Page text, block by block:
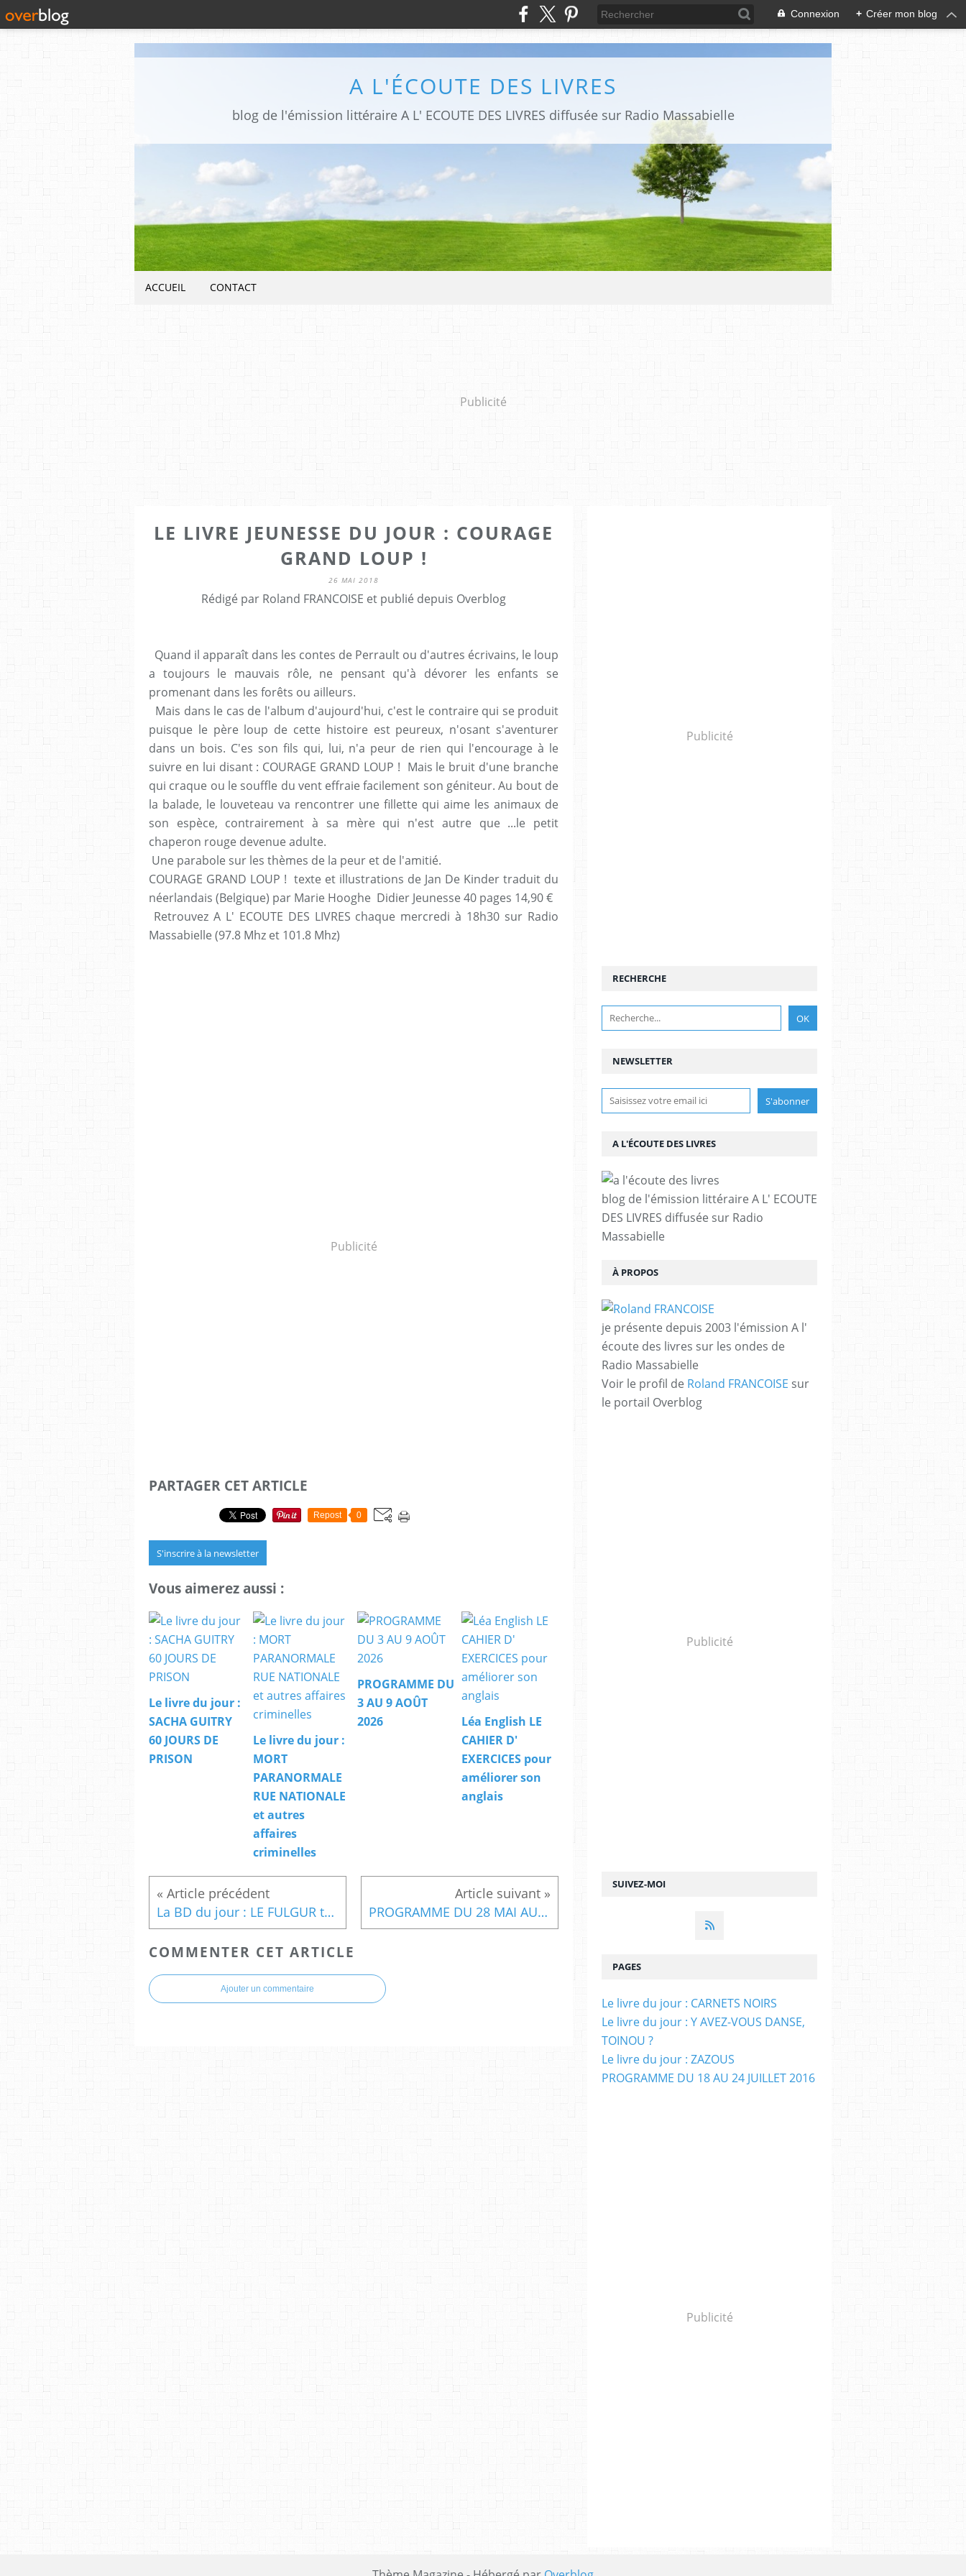
Connexion + Créer mon blog
A L'ÉCOUTE DES LIVRES
blog de l'émission littéraire A L' ECOUTE DES LIVRES diffusée sur Radio Massabielle
ACCUEIL CONTACT
Publicité
LE LIVRE JEUNESSE DU JOUR : COURAGE
GRAND LOUP !
26 MAI 2018
Rédigé par Roland FRANCOISE et publié depuis Overblog
Quand il apparaît dans les contes de Perrault ou d'autres écrivains, le loup
a toujours le mauvais rôle, ne pensant qu'à dévorer les enfants se
promenant dans les forêts ou ailleurs.
Mais dans le cas de l'album d'aujourd'hui, c'est le contraire qui se produit
puisque le père loup de cette histoire est peureux, n'osant s'aventurer
dans un bois. C'es son fils qui, lui, n'a peur de rien qui l'encourage à le
suivre en lui disant : COURAGE GRAND LOUP ! Mais le bruit d'une branche
qui craque ou le souffle du vent effraie facilement son géniteur. Au bout de
la balade, le louveteau va rencontrer une fillette qui aime les animaux de
son espèce, contrairement à sa mère qui n'est autre que ...le petit
chaperon rouge devenue adulte.
Une parabole sur les thèmes de la peur et de l'amitié.
COURAGE GRAND LOUP ! texte et illustrations de Jan De Kinder traduit du
néerlandais (Belgique) par Marie Hooghe Didier Jeunesse 40 pages 14,90 €
Retrouvez A L' ECOUTE DES LIVRES chaque mercredi à 18h30 sur Radio
Massabielle (97.8 Mhz et 101.8 Mhz)
Publicité
PARTAGER CET ARTICLE
Repost 0
S'inscrire à la newsletter
Vous aimerez aussi :
Le livre du jour :
SACHA GUITRY
60 JOURS DE
PRISON
Le livre du jour :
MORT
PARANORMALE
RUE NATIONALE
et autres
affaires
criminelles
PROGRAMME DU
3 AU 9 AOÛT
2026
Léa English LE
CAHIER D'
EXERCICES pour
améliorer son
anglais
La BD du jour : LE FULGUR tome 3 Les Terres Brûlées PROGRAMME DU 28 MAI AU 3 JUIN 2018
COMMENTER CET ARTICLE
Ajouter un commentaire
Publicité
NEWSLETTER
SUIVEZ-MOI
RECHERCHE
A L'ÉCOUTE DES LIVRES
blog de l'émission littéraire A L' ECOUTE
DES LIVRES diffusée sur Radio
Massabielle
À PROPOS
je présente depuis 2003 l'émission A l'
écoute des livres sur les ondes de
Radio Massabielle
Voir le profil de Roland FRANCOISE sur
le portail Overblog
Publicité
PAGES
Le livre du jour : CARNETS NOIRS
Le livre du jour : Y AVEZ-VOUS DANSE,
TOINOU ?
Le livre du jour : ZAZOUS
PROGRAMME DU 18 AU 24 JUILLET 2016
Publicité